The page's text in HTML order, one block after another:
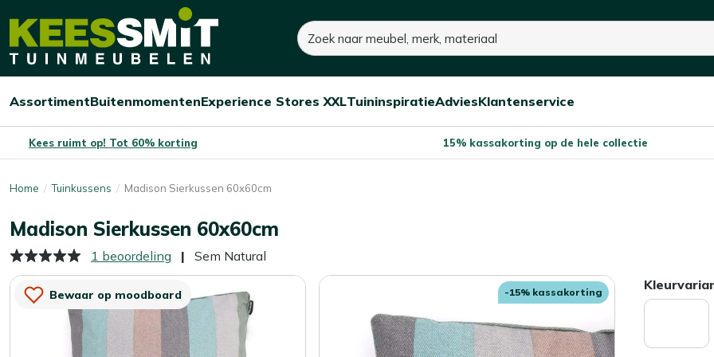
Kees
Tuinmeubelen
Zoeken
Open/sluit
Assortiment
Open/sluit
Buitenmomenten
Open/sluit
Experience Stores XXL
Open/sluit
Tuininspiratie
Open/sluit
Advies
Open/sluit
Klantenservice
Kees ruimt op! Tot 60% korting 15% kassakorting op de hele collectie
Home Tuinkussens Madison Sierkussen 60x60cm
Madison Sierkussen 60x60cm
Sem Natural
1 beoordeling
Bewaar op moodboard -15% kassakorting
19,- 27,-
Je bespaart:8,- (-30%)